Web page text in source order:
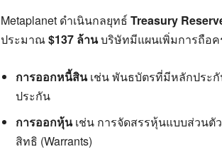
Metaplanet ดำเนินกลยุทธ์ Treasury
ประมาณ$137 ล้านบริษัทมีแผนเพิ่มการถือค
การออกหนี้สินเช่น พันธบัตรที่มีหลักประกั
ประกัน
การออกหุ้นเช่น การจัดสรรหุ้นแบบส่วนตั
สิทธิ (Warrants)